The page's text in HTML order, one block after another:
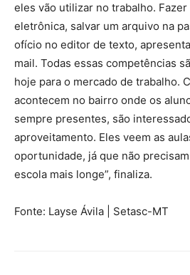
eles vão utilizar no trabalho.
eletrônica, salvar um arquivo na
ofício no editor de texto,
mail. Todas essas competências
hoje para o mercado de trabalho.
acontecem no bairro onde os
sempre presentes, são
aproveitamento. Eles veem as
oportunidade, já que não
escola mais longe”, finaliza.
Fonte: Layse Ávila | Setasc-MT